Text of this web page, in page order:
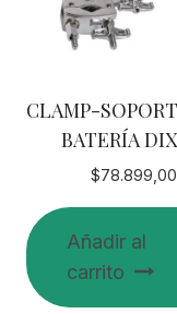
CLAMP-
BATERÍA
$78.899,00
Añadir al
carrito